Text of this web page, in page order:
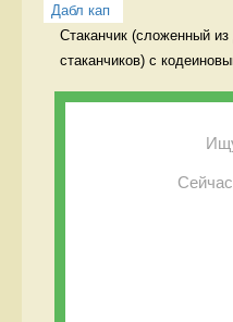
Дабл кап
Стаканчик (сложенный
стаканчиков) с